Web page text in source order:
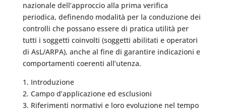
nazionale dell’approccio alla prima verifica
periodica, definendo modalità per la conduzione dei
controlli che possano essere di pratica utilità per
tutti i soggetti coinvolti (soggetti abilitati e operatori
di AsL/ARPA), anche al fine di garantire indicazioni e
comportamenti coerenti all’utenza.
1. Introduzione
2. Campo d’applicazione ed esclusioni
3. Riferimenti normativi e loro evoluzione nel tempo